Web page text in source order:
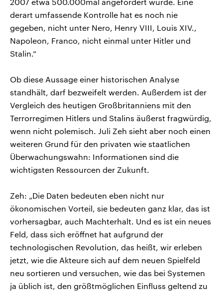
derart umfassende Kontrolle hat es noch nie
gegeben, nicht unter Nero, Henry VIII, Louis XIV.,
Napoleon, Franco, nicht einmal unter Hitler und
Stalin.“
Ob diese Aussage einer historischen Analyse
standhält, darf bezweifelt werden. Außerdem ist der
Vergleich des heutigen Großbritanniens mit den
Terrorregimen Hitlers und Stalins äußerst fragwürdig,
wenn nicht polemisch. Juli Zeh sieht aber noch einen
weiteren Grund für den privaten wie staatlichen
Überwachungswahn: Informationen sind die
wichtigsten Ressourcen der Zukunft.
Zeh: „Die Daten bedeuten eben nicht nur
ökonomischen Vorteil, sie bedeuten ganz klar, das ist
vorhersagbar, auch Machterhalt. Und es ist ein neues
Feld, dass sich eröffnet hat aufgrund der
technologischen Revolution, das heißt, wir erleben
jetzt, wie die Akteure sich auf dem neuen Spielfeld
neu sortieren und versuchen, wie das bei Systemen
ja üblich ist, den größtmöglichen Einfluss geltend zu